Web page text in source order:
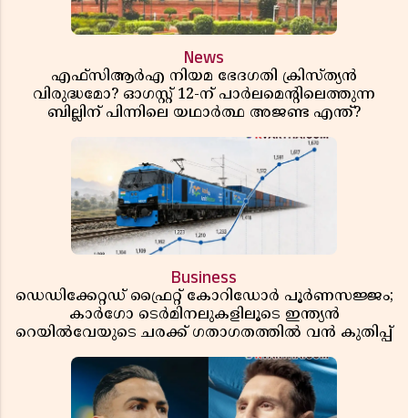
News
എഫ്സിആർഎ നിയമ ഭേദഗതി ക്രിസ്ത്യൻ
വിരുദ്ധമോ? ഓഗസ്റ്റ് 12-ന് പാർലമെന്റിലെത്തുന്ന
ബില്ലിന് പിന്നിലെ യഥാർത്ഥ അജണ്ട എന്ത്?
Business
ഡെഡിക്കേറ്റഡ് ഫ്രൈറ്റ് കോറിഡോർ പൂർണസജ്ജം;
കാർഗോ ടെർമിനലുകളിലൂടെ ഇന്ത്യൻ
റെയിൽവേയുടെ ചരക്ക് ഗതാഗതത്തിൽ വൻ കുതിപ്പ്